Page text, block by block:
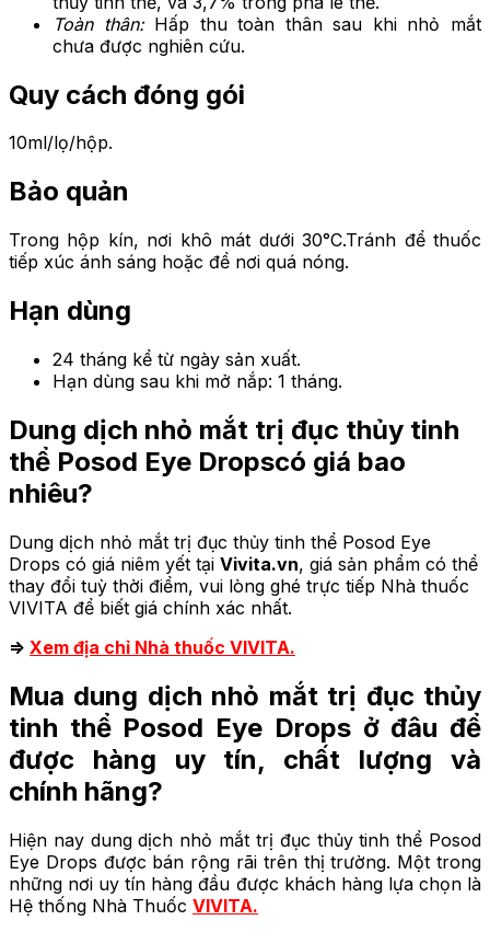
Toàn thân: Hấp thu toàn thân sau khi nhỏ mắt
chưa được nghiên cứu.
Quy cách đóng gói
10ml/lọ/hộp.
Bảo quản
Trong hộp kín, nơi khô mát dưới 30°C.Tránh để thuốc
tiếp xúc ánh sáng hoặc để nơi quá nóng.
Hạn dùng
24 tháng kể từ ngày sản xuất.
Hạn dùng sau khi mở nắp: 1 tháng.
Dung dịch nhỏ mắt trị đục thủy tinh
thể Posod Eye Dropscó giá bao
nhiêu?
Dung dịch nhỏ mắt trị đục thủy tinh thể Posod Eye
Drops có giá niêm yết tại Vivita.vn, giá sản phẩm có thể
thay đổi tuỳ thời điểm, vui lòng ghé trực tiếp Nhà thuốc
VIVITA để biết giá chính xác nhất.
=> Xem địa chỉ Nhà thuốc VIVITA.
Mua dung dịch nhỏ mắt trị đục thủy
tinh thể Posod Eye Drops ở đâu để
được hàng uy tín, chất lượng và
chính hãng?
Hiện nay dung dịch nhỏ mắt trị đục thủy tinh thể Posod
Eye Drops được bán rộng rãi trên thị trường. Một trong
những nơi uy tín hàng đầu được khách hàng lựa chọn là
Hệ thống Nhà Thuốc VIVITA.